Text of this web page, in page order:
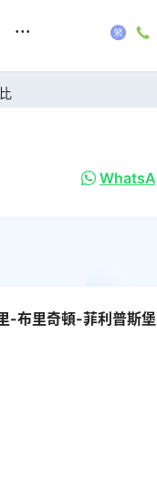
...
-布里奇頓-菲利普斯